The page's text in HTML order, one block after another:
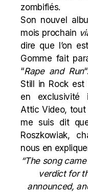
zombifiés.
Son nouvel
mois prochain
dire que l’on
Gomme fait
“Rape and Run
Still in Rock est
en exclusivité
Attic Video, tout
me suis dit
Roszkowiak,
nous en
“The song
verdict for
announced,